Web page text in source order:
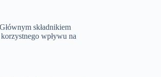
składnikiem
wpływu na